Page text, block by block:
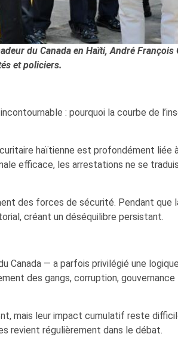
du Canada en Haïti, André
et policiers.
: pourquoi la courbe de
haïtienne est profondément
efficace, les arrestations ne se
des forces de sécurité. Pendant que
créant un déséquilibre persistant.
Canada — a parfois privilégié une
des gangs, corruption,
mais leur impact cumulatif reste
revient régulièrement dans le débat.